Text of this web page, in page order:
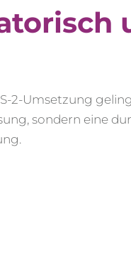
2-Umsetzung
sondern eine